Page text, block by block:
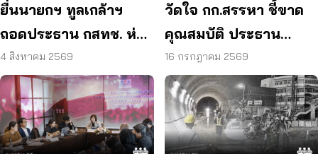
ยื่นนายกฯ ทูลเกล้าฯ
ถอดประธาน กสทช. ห่วง
คุ้มครองผู้บริโภคสะดุด
4 สิงหาคม 2569
วัดใจ กก.สรรหา ชี้ขาด
คุณสมบัติ ประธาน
กสทช. เปิดทางคนที่ดี
กว่า มาทำหน้าที่
16 กรกฎาคม 2569